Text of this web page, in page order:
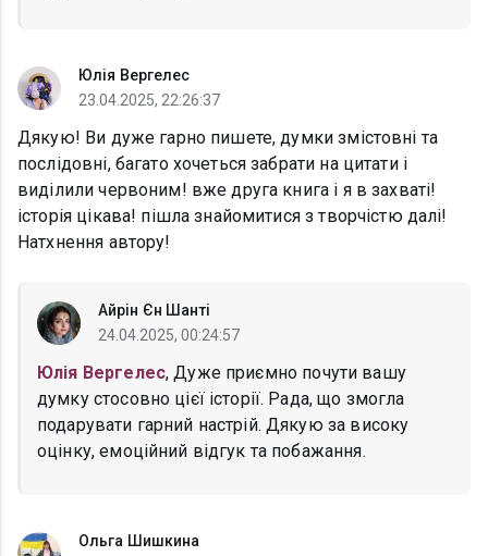
Юлія Вергелес
23.04.2025, 22:26:37
Дякую! Ви дуже гарно пишете, думки змістовні та
послідовні, багато хочеться забрати на цитати і
виділили червоним! вже друга книга і я в захваті!
історія цікава! пішла знайомитися з творчістю далі!
Натхнення автору!
Айрін Єн Шанті
24.04.2025, 00:24:57
Юлія Вергелес, Дуже приємно почути вашу
думку стосовно цієї історії. Рада, що змогла
подарувати гарний настрій. Дякую за високу
оцінку, емоційний відгук та побажання.
Ольга Шишкина